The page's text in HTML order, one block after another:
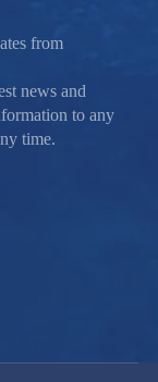
from
news and
to any
time.